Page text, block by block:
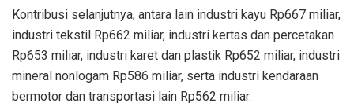
Kontribusi selanjutnya, antara lain industri kayu Rp667 miliar,
industri tekstil Rp662 miliar, industri kertas dan percetakan
Rp653 miliar, industri karet dan plastik Rp652 miliar, industri
mineral nonlogam Rp586 miliar, serta industri kendaraan
bermotor dan transportasi lain Rp562 miliar.